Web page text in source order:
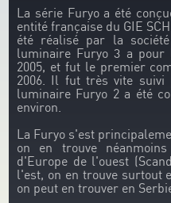
La série Furyo a été
entité française du GIE
été réalisé par la
luminaire Furyo 3 a pour
2005, et fut le premier
2006. Il fut très vite
luminaire Furyo 2 a été
environ.
La Furyo s'est
on en trouve
d'Europe de l'ouest
l'est, on en trouve surtout
on peut en trouver en